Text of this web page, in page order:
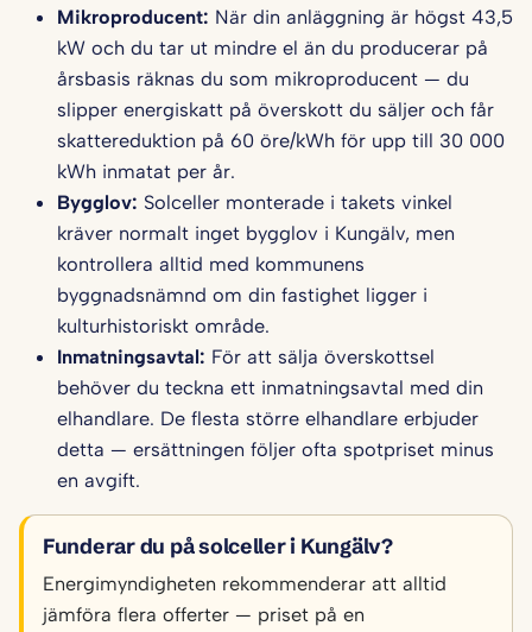
Mikroproducent: När din anläggning är högst 43,5
kW och du tar ut mindre el än du producerar på
årsbasis räknas du som mikroproducent — du
slipper energiskatt på överskott du säljer och får
skattereduktion på 60 öre/kWh för upp till 30 000
kWh inmatat per år.
Bygglov: Solceller monterade i takets vinkel
kräver normalt inget bygglov i Kungälv, men
kontrollera alltid med kommunens
byggnadsnämnd om din fastighet ligger i
kulturhistoriskt område.
Inmatningsavtal: För att sälja överskottsel
behöver du teckna ett inmatningsavtal med din
elhandlare. De flesta större elhandlare erbjuder
detta — ersättningen följer ofta spotpriset minus
en avgift.
Funderar du på solceller i Kungälv?
Energimyndigheten rekommenderar att alltid
jämföra flera offerter — priset på en